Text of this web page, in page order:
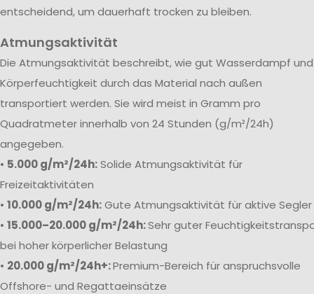
entscheidend, um dauerhaft trocken zu bleiben.
Atmungsaktivität
Die Atmungsaktivität beschreibt, wie gut Wasserdampf und
Körperfeuchtigkeit durch das Material nach außen
transportiert werden. Sie wird meist in Gramm pro
Quadratmeter innerhalb von 24 Stunden (g/m²/24h)
angegeben.
• 5.000 g/m²/24h:Solide Atmungsaktivität für
Freizeitaktivitäten
• 10.000 g/m²/24h:Gute Atmungsaktivität für aktive Segler
• 15.000–20.000 g/m²/24h:Sehr guter
bei hoher körperlicher Belastung
• 20.000 g/m²/24h+:Premium-Bereich für anspruchsvolle
Offshore- und Regattaeinsätze